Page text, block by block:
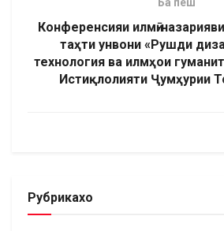
Конференсияи илмӣ-
таҳти унвони «Рушди
технология ва илмҳои
Истиқлолияти Ҷумҳурии
Рубрикахо